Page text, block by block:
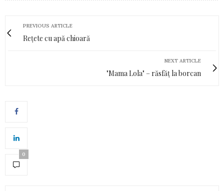
PREVIOUS ARTICLE
Rețete cu apă chioară
NEXT ARTICLE
"Mama Lola" – răsfăț la borcan
0